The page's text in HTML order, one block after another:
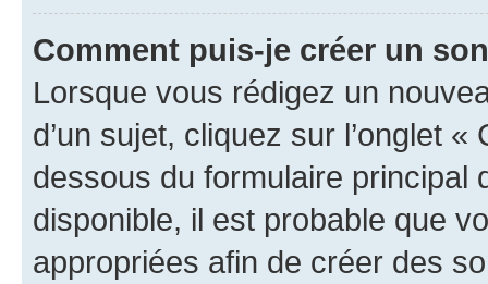
Comment puis-je créer un
Lorsque vous rédigez un
d’un sujet, cliquez sur l’onglet
dessous du formulaire principal
disponible, il est probable que
appropriées afin de créer des